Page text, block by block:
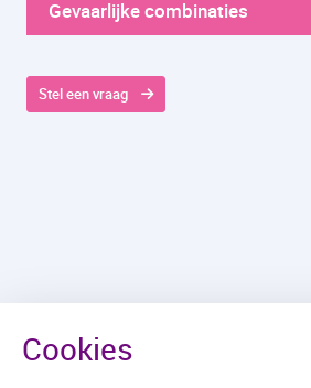
Gevaarlijke combinaties
Stel een vraag